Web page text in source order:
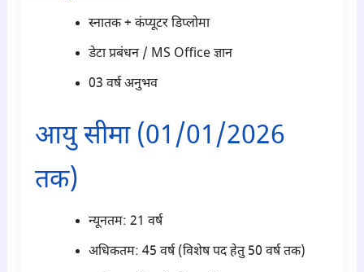
स्नातक + कंप्यूटर डिप्लोमा
डेटा प्रबंधन / MS Office ज्ञान
03 वर्ष अनुभव
आयु सीमा (01/01/2026
तक)
न्यूनतम: 21 वर्ष
अधिकतम: 45 वर्ष (विशेष पद हेतु 50 वर्ष तक)